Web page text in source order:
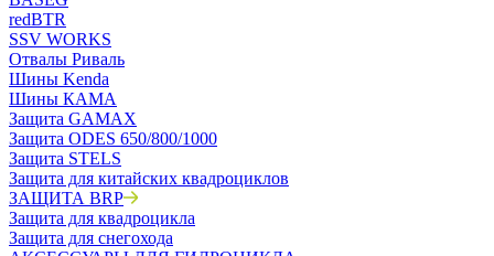
redBTR
SSV WORKS
Отвалы Риваль
Шины Kenda
Шины КАМА
Защита GAMAX
Защита ODES 650/800/1000
Защита STELS
Защита для китайских квадроциклов
ЗАЩИТА BRP
Защита для квадроцикла
Защита для снегохода